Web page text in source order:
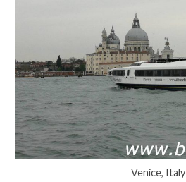
Venice, Italy